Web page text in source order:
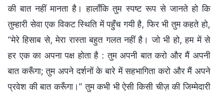
की बात नहीं मानता है। हालाँकि तुम स्पष्ट रूप से जानते हो कि
तुम्हारी सेवा एक विकट स्थिति में पहुँच गयी है, फिर भी तुम कहते हो,
“मेरे हिसाब से, मेरा रास्ता बहुत गलत नहीं है। जो भी हो, हम में से
हर एक का अपना पक्ष होता है : तुम अपनी बात करो और मैं अपनी
बात करूँगा; तुम अपने दर्शनों के बारे में सहभागिता करो और मैं अपने
प्रवेश की बात करूँगा।” तुम कभी भी ऐसी किसी चीज़ की जिम्मेदारी